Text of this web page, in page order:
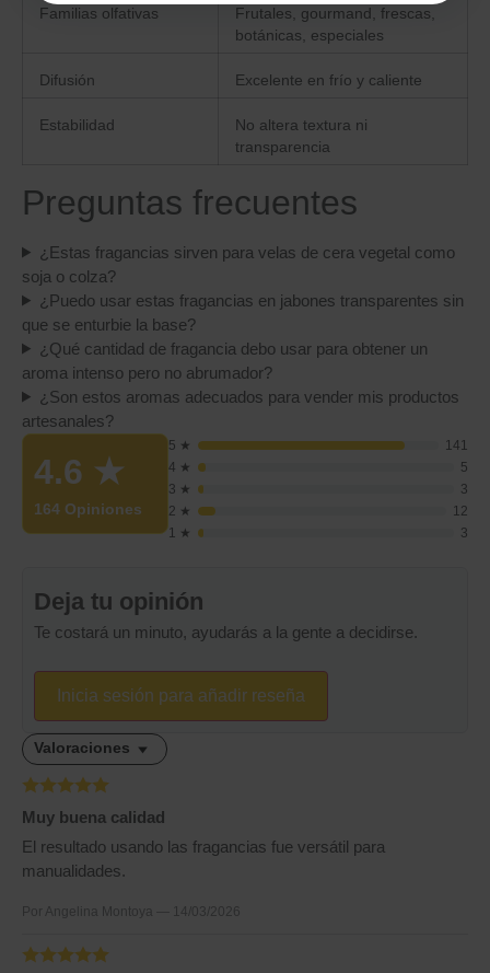
Familias olfativas
Frutales, gourmand, frescas,
botánicas, especiales
Difusión Excelente en frío y caliente
Estabilidad
No altera textura ni
transparencia
Preguntas frecuentes
¿Estas fragancias sirven para velas de cera vegetal como
soja o colza?
¿Puedo usar estas fragancias en jabones transparentes sin
que se enturbie la base?
¿Qué cantidad de fragancia debo usar para obtener un
aroma intenso pero no abrumador?
¿Son estos aromas adecuados para vender mis productos
artesanales?
4.6 ★
164 Opiniones
5 ★
141
4 ★
5
3 ★
3
2 ★
12
1 ★
3
Deja tu opinión
Te costará un minuto, ayudarás a la gente a decidirse.
Inicia sesión para añadir reseña
Valoraciones
Muy buena calidad
El resultado usando las fragancias fue versátil para
manualidades.
Por Angelina Montoya — 14/03/2026